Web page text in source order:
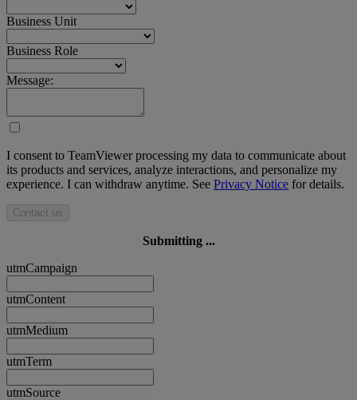
Business Unit
Business Role
Message:
I consent to TeamViewer processing my data to communicate about
its products and services, analyze interactions, and personalize my
experience. I can withdraw anytime. See Privacy Notice for details.
Contact us
Submitting ...
utmCampaign
utmContent
utmMedium
utmTerm
utmSource